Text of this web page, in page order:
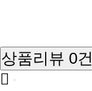
상품리뷰 0건